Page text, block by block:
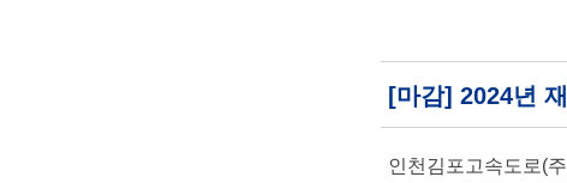
[마감] 2024년
인천김포고속도로(